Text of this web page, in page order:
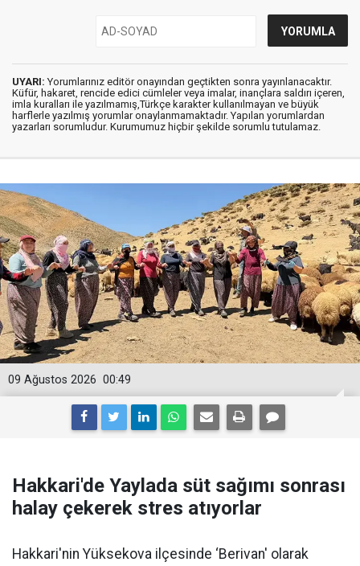
UYARI: Yorumlarınız editör onayından geçtikten sonra yayınlanacaktır.
Küfür, hakaret, rencide edici cümleler veya imalar, inançlara saldırı içeren,
imla kuralları ile yazılmamış,Türkçe karakter kullanılmayan ve büyük
harflerle yazılmış yorumlar onaylanmamaktadır. Yapılan yorumlardan
yazarları sorumludur. Kurumumuz hiçbir şekilde sorumlu tutulamaz.
00:49
09 Ağustos 2026
Hakkari'de Yaylada süt sağımı sonrası
halay çekerek stres atıyorlar
Hakkari'nin Yüksekova ilçesinde ‘Berivan' olarak